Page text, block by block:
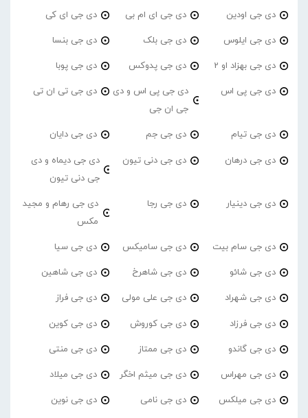
دی جی اودین دی جی ای ام بی دی جی ای کی
دی جی ایلوس دی جی بلک دی جی بنسا
دی جی بهزاد او 2 دی جی پدوکس دی جی پوبا
دی جی پی اس
دی جی پی اس و دی
جی ان جی
دی جی تی ان تی
دی جی تیام دی جی جم دی جی دایان
دی جی درهان دی جی دنی تیون
دی جی دیماه و دی
جی دنی تیون
دی جی دینیار دی جی رجا
دی جی رهام و مجید
مکس
دی جی سام بیت دی جی سامیکس دی جی سیا
دی جی شائو دی جی شاهرخ دی جی شاهین
دی جی شهراد دی جی علی مولی دی جی فراز
دی جی فرزاد دی جی کوروش دی جی کوین
دی جی گاندو دی جی ممتاز دی جی منتی
دی جی مهراس دی جی میثم اخگر دی جی میلاد
دی جی میلکس دی جی نامی دی جی نوین